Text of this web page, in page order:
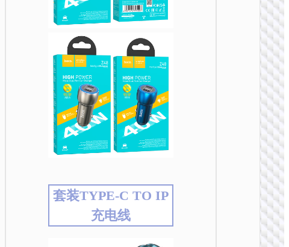
套装TYPE-C TO IP
充电线
车载
Z58 悦
PD30W
电器